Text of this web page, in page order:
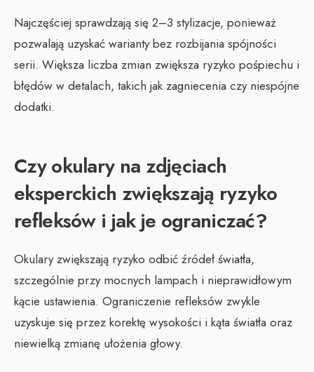
Najczęściej sprawdzają się 2–3 stylizacje, ponieważ
pozwalają uzyskać warianty bez rozbijania spójności
serii. Większa liczba zmian zwiększa ryzyko pośpiechu i
błędów w detalach, takich jak zagniecenia czy niespójne
dodatki.
Czy okulary na zdjęciach
eksperckich zwiększają ryzyko
refleksów i jak je ograniczać?
Okulary zwiększają ryzyko odbić źródeł światła,
szczególnie przy mocnych lampach i nieprawidłowym
kącie ustawienia. Ograniczenie refleksów zwykle
uzyskuje się przez korektę wysokości i kąta światła oraz
niewielką zmianę ułożenia głowy.